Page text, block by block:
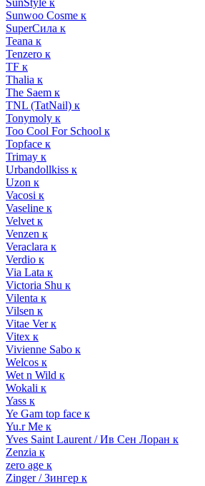
SunStyle к
Sunwoo Cosme к
SuperСила к
Teana к
Tenzero к
TF к
Thalia к
The Saem к
TNL (TatNail) к
Tonymoly к
Too Cool For School к
Topface к
Trimay к
Urbandollkiss к
Uzon к
Vacosi к
Vaseline к
Velvet к
Venzen к
Veraclara к
Verdio к
Via Lata к
Victoria Shu к
Vilenta к
Vilsen к
Vitae Ver к
Vitex к
Vivienne Sabo к
Welcos к
Wet n Wild к
Wokali к
Yass к
Ye Gam top face к
Yu.r Me к
Yves Saint Laurent / Ив Сен Лоран к
Zenzia к
zero age к
Zinger / Зингер к